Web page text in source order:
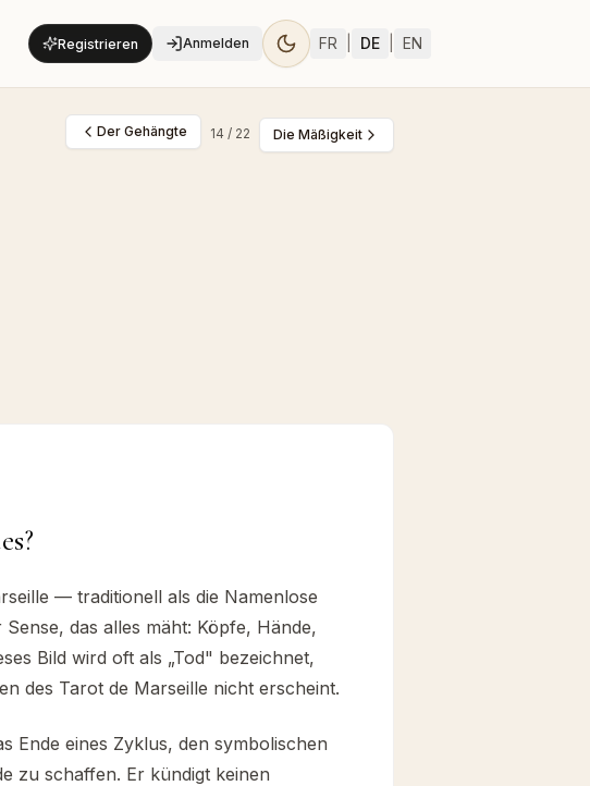
Registrieren Anmelden FR DE EN
Der Gehängte 14 / 22 Die Mäßigkeit
— traditionell als die Namenlose
das alles mäht: Köpfe, Hände,
Bild wird oft als „Tod" bezeichnet,
des Tarot de Marseille nicht erscheint.
Ende eines Zyklus, den symbolischen
zu schaffen. Er kündigt keinen